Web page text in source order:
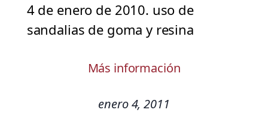
4 de enero de 2010. uso de
sandalias de goma y resina
Más información
enero 4, 2011